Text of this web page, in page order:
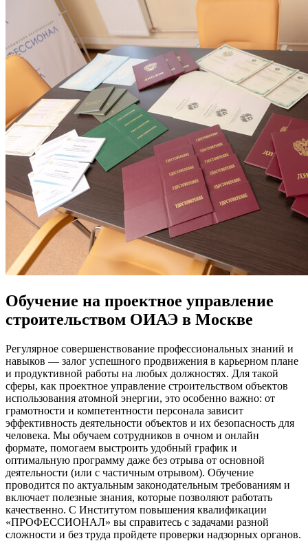
Обучение на проектное управление
строительством ОИАЭ в Москве
Регулярное совершенствование профессиональных знаний и
навыков — залог успешного продвижения в карьерном плане
и продуктивной работы на любых должностях. Для такой
сферы, как проектное управление строительством объектов
использования атомной энергии, это особенно важно: от
грамотности и компетентности персонала зависит
эффективность деятельности объектов и их безопасность для
человека. Мы обучаем сотрудников в очном и онлайн
формате, помогаем выстроить удобный график и
оптимальную программу даже без отрыва от основной
деятельности (или с частичным отрывом). Обучение
проводится по актуальным законодательным требованиям и
включает полезные знания, которые позволяют работать
качественно. С Институтом повышения квалификации
«ПРОФЕССИОНАЛ» вы справитесь с задачами разной
сложности и без труда пройдете проверки надзорных органов.